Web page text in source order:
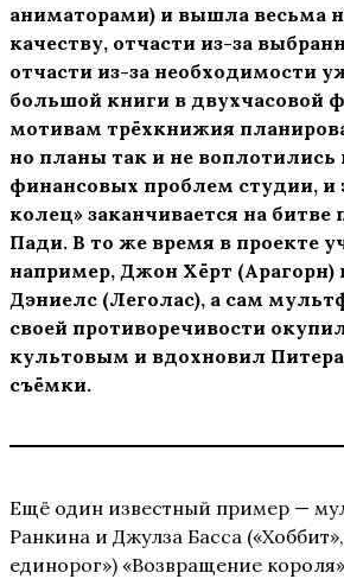
аниматорами) и вышла весьма
качеству, отчасти из-за
отчасти из-за необходимости
большой книги в двухчасовой
мотивам трёхкнижия
но планы так и не воплотились
финансовых проблем студии, и
колец» заканчивается на
Пади. В то же время в проекте
например, Джон Хёрт (Арагорн)
Дэниелс (Леголас), а сам
своей противоречивости
культовым и вдохновил
съёмки.
Ещё один известный пример —
Ранкина и Джулза Басса
единорог») «Возвращение